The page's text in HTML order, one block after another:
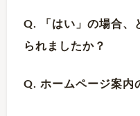
Q. 「はい」の場合、
られましたか？
Q. ホームページ案内